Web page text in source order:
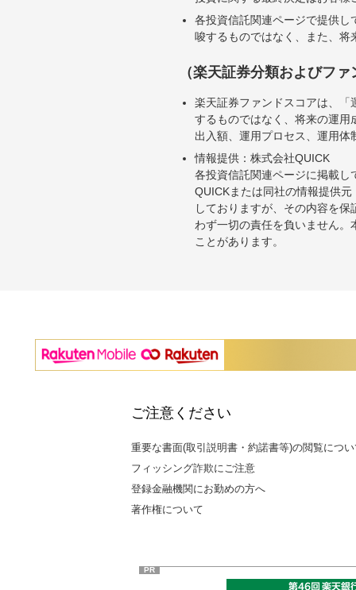
各投資信託関連ページで提供
唆するものではなく、また、
（楽天証券分類およびフ
楽天証券ファンドスコアは、
するものではなく、将来の運
出入額、運用プロセス、運用
情報提供：株式会社QUICK
各投資信託関連ページに掲載
QUICKまたは同社の情報提供
しておりますが、その内容を
わず一切の責任を負いません
ことがあります。
ご注意ください
重要な書面(取引説明書・約諾書等)の閲覧につ
フィッシング詐欺にご注意
登録金融機関にお勤めの方へ
著作権について
PR